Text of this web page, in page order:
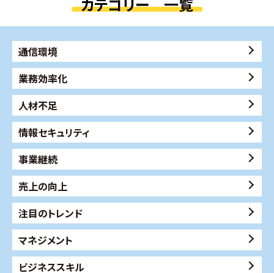
通信環境
業務効率化
人材不足
情報セキュリティ
事業継続
売上の向上
注目のトレンド
マネジメント
ビジネススキル